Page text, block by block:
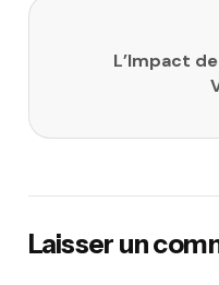
L’Impact
Laisser un